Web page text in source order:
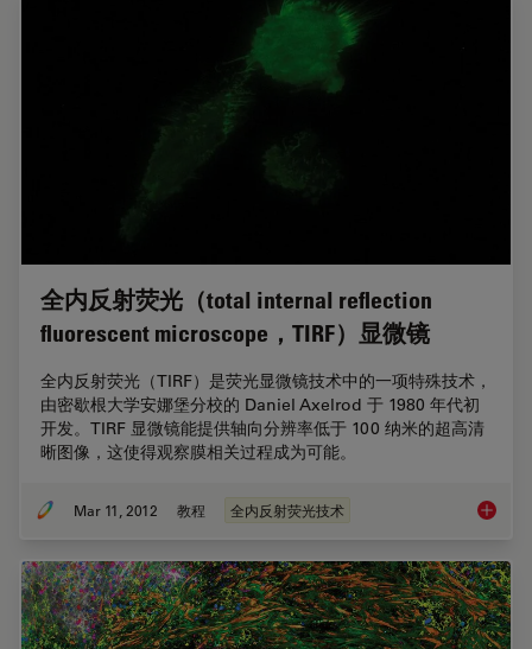
全内反射荧光（total internal reflection
fluorescent microscope，TIRF）显微镜
全内反射荧光（TIRF）是荧光显微镜技术中的一项特殊技术，
由密歇根大学安娜堡分校的 Daniel Axelrod 于 1980 年代初
开发。TIRF 显微镜能提供轴向分辨率低于 100 纳米的超高清
晰图像，这使得观察膜相关过程成为可能。
Mar 11, 2012 教程 全内反射荧光技术 全内反